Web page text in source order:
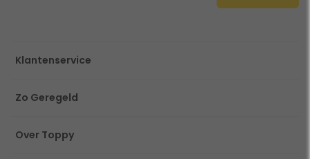
Klantenservice
Zo Geregeld
Over Toppy